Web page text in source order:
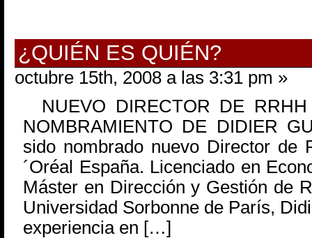
¿QUIÉN ES QUIÉN?
octubre 15th, 2008 a las 3:31 pm »
NUEVO DIRECTOR DE RRHH
NOMBRAMIENTO DE DIDIER
sido nombrado nuevo Director de
´Oréal España. Licenciado en
Máster en Dirección y Gestión de
Universidad Sorbonne de París,
experiencia en […]